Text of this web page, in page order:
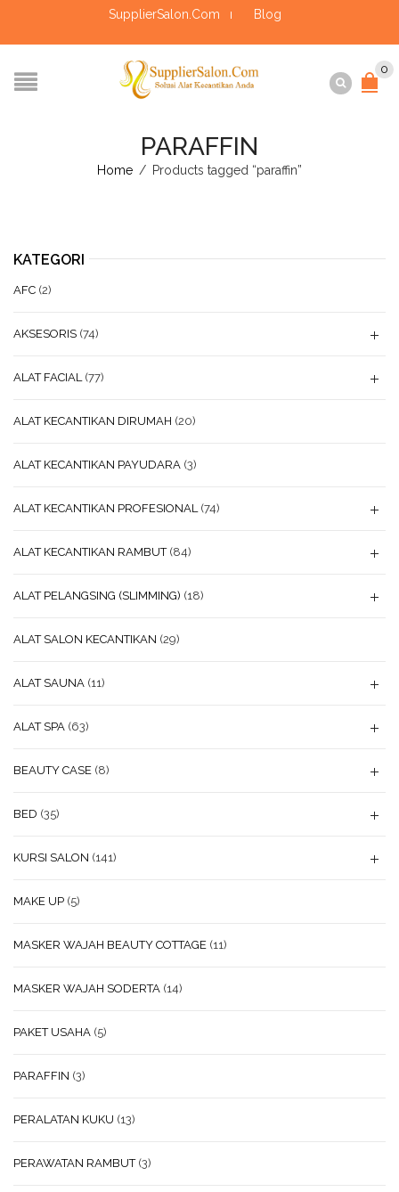
SupplierSalon.Com Blog
0
PARAFFIN
Home / Products tagged “paraffin”
KATEGORI
AFC (2)
AKSESORIS (74)
ALAT FACIAL (77)
ALAT KECANTIKAN DIRUMAH (20)
ALAT KECANTIKAN PAYUDARA (3)
ALAT KECANTIKAN PROFESIONAL (74)
ALAT KECANTIKAN RAMBUT (84)
ALAT PELANGSING (SLIMMING) (18)
ALAT SALON KECANTIKAN (29)
ALAT SAUNA (11)
ALAT SPA (63)
BEAUTY CASE (8)
BED (35)
KURSI SALON (141)
MAKE UP (5)
MASKER WAJAH BEAUTY COTTAGE (11)
MASKER WAJAH SODERTA (14)
PAKET USAHA (5)
PARAFFIN (3)
PERALATAN KUKU (13)
PERAWATAN RAMBUT (3)